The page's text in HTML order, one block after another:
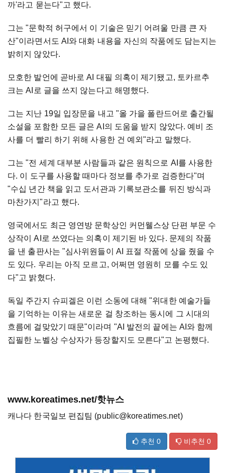
까'라고 묻는다"고 했다.
그는 "문학적 허구에서 이 기술은 믿기 어려울 만큼 큰 자
산"이라면서도 AI와 대화 내용을 자신의 작품에도 담는지는
밝히지 않았다.
모호한 발언에 곧바로 AI 대필 의혹이 제기됐고, 토카르추
크는 AI로 글을 쓰지 않는다고 해명했다.
그는 지난 19일 입장문을 내고 "올 가을 폴란드어로 출간될
소설을 포함한 모든 글은 AI의 도움을 받지 않았다. 예비 조
사를 더 빨리 하기 위해 사용한 건 예외"라고 말했다.
그는 "전 세계 대부분 사람들과 같은 원칙으로 AI를 사용한
다. 이 도구를 사용할 때마다 정보를 추가로 검증한다"며
"수십 년간 책을 읽고 도서관과 기록보관소를 뒤진 방식과
마찬가지"라고 했다.
영국에서도 최근 영연방 문학상인 커먼웰스상 단편 부문 수
상작이 AI로 쓰였다는 의혹이 제기된 바 있다. 문제의 작품
을 낸 출판사는 "심사위원들이 AI 표절 작품에 상을 줬을 수
도 있다. 우리는 아직 모르고, 어쩌면 영원히 모를 수도 있
다"고 밝혔다.
독일 주간지 슈피겔은 이런 소동에 대해 "위대한 예술가들
을 기억하는 이유는 새로운 걸 창조하는 동시에 그 시대의
흐름에 걸맞았기 때문"이라며 "AI 발전의 끝에는 AI와 함께
집필한 노벨상 수상자가 등장할지도 모른다"고 논평했다.
www.koreatimes.net/핫뉴스
캐나다 한국일보 편집팀 (public@koreatimes.net)
추천 0 비추천 0